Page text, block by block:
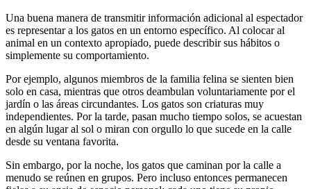
Una buena manera de transmitir información adicional al espectador
es representar a los gatos en un entorno específico. Al colocar al
animal en un contexto apropiado, puede describir sus hábitos o
simplemente su comportamiento.
Por ejemplo, algunos miembros de la familia felina se sienten bien
solo en casa, mientras que otros deambulan voluntariamente por el
jardín o las áreas circundantes. Los gatos son criaturas muy
independientes. Por la tarde, pasan mucho tiempo solos, se acuestan
en algún lugar al sol o miran con orgullo lo que sucede en la calle
desde su ventana favorita.
Sin embargo, por la noche, los gatos que caminan por la calle a
menudo se reúnen en grupos. Pero incluso entonces permanecen